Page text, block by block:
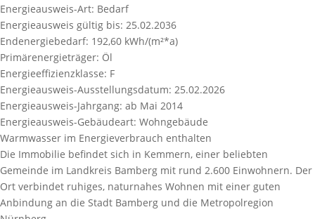
Energieausweis-Art: Bedarf
Energieausweis gültig bis: 25.02.2036
Endenergiebedarf: 192,60 kWh/(m²*a)
Primärenergieträger: Öl
Energieeffizienzklasse: F
Energieausweis-Ausstellungsdatum: 25.02.2026
Energieausweis-Jahrgang: ab Mai 2014
Energieausweis-Gebäudeart: Wohngebäude
Warmwasser im Energieverbrauch enthalten
Die Immobilie befindet sich in Kemmern, einer beliebten
Gemeinde im Landkreis Bamberg mit rund 2.600 Einwohnern. Der
Ort verbindet ruhiges, naturnahes Wohnen mit einer guten
Anbindung an die Stadt Bamberg und die Metropolregion